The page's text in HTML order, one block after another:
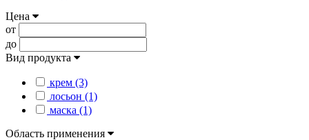
Цена
от
до
Вид продукта
крем (3)
лосьон (1)
маска (1)
Область применения